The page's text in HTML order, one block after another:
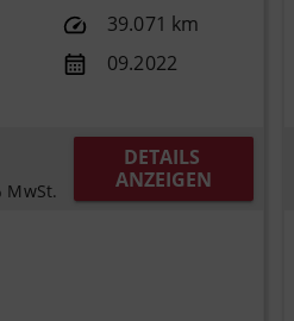
39.071 km
09.2022
MwSt.
DETAILS
ANZEIGEN